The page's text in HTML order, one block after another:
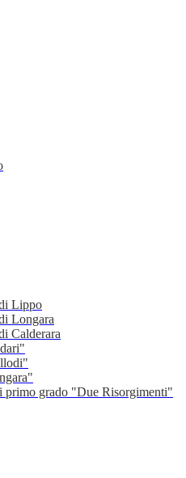
Lippo
Longara
Calderara
primo grado "Due Risorgimenti"